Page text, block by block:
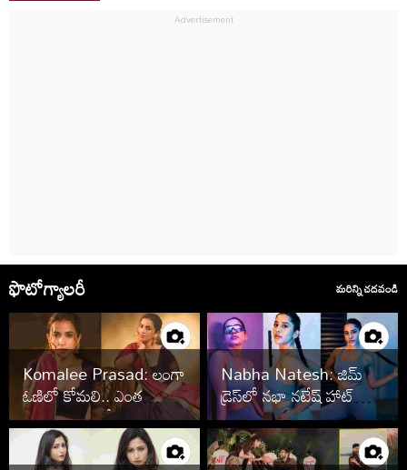
ఫొటోగ్యాలరీ మరిన్ని చదవండి
Komalee Prasad: లంగా
ఓణిలో కోమలి.. ఎంత
అందంగా ఉందో!
Nabha Natesh: జిమ్
డ్రెస్‌లో నభా నటేష్ హాట్
హాట్‌గా.. పిక్స్ వైరల్!